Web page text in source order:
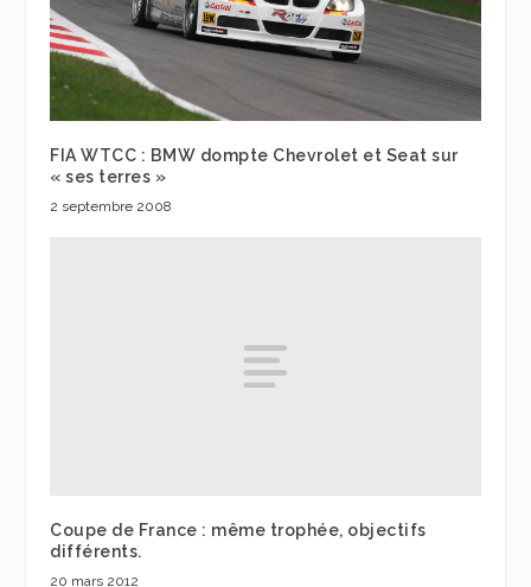
FIA WTCC : BMW dompte Chevrolet et Seat sur
« ses terres »
2 septembre 2008
Coupe de France : même trophée, objectifs
différents.
20 mars 2012